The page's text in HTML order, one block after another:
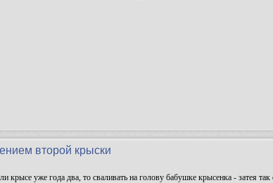
второй крыски
крысе уже года два, то сваливать на голову бабушке крысенка - затея